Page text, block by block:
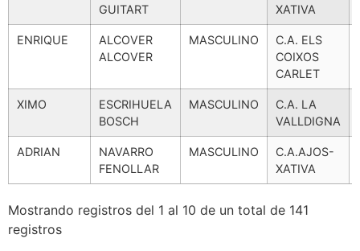
GUITART
XATIVA
ENRIQUE
ALCOVER
ALCOVER
MASCULINO
C.A. ELS
COIXOS
CARLET
XIMO
ESCRIHUELA
BOSCH
MASCULINO
C.A. LA
VALLDIGNA
ADRIAN
NAVARRO
FENOLLAR
MASCULINO
C.A.AJOS-
XATIVA
Mostrando registros del 1 al 10 de un total de 141
registros